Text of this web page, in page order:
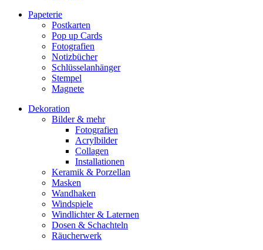
Papeterie
Postkarten
Pop up Cards
Fotografien
Notizbücher
Schlüsselanhänger
Stempel
Magnete
Dekoration
Bilder & mehr
Fotografien
Acrylbilder
Collagen
Installationen
Keramik & Porzellan
Masken
Wandhaken
Windspiele
Windlichter & Laternen
Dosen & Schachteln
Räucherwerk